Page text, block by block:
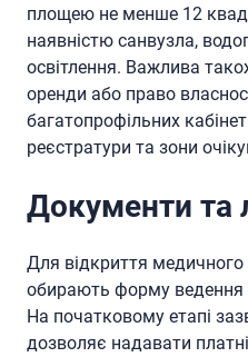
площею не менше 12
наявністю санвузла,
освітлення. Важлива
оренди або право
багатопрофільних
реєстратури та зони
Документи та
Для відкриття медичного
обирають форму
На початковому етапі
дозволяє надавати